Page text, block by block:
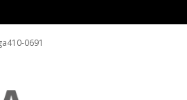
0691